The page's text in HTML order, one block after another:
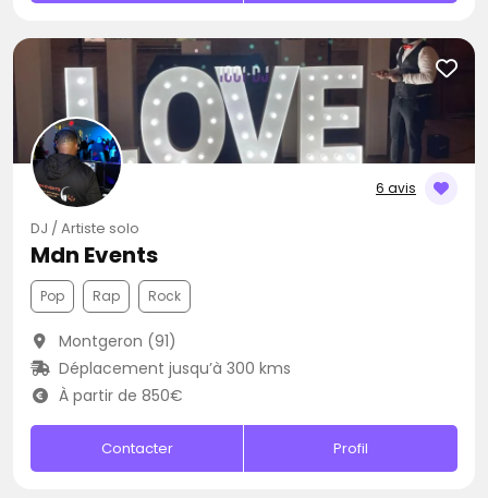
6 avis
DJ / Artiste solo
Mdn Events
Pop Rap Rock
Montgeron (91)
Déplacement jusqu’à 300 kms
À partir de 850€
Contacter Profil